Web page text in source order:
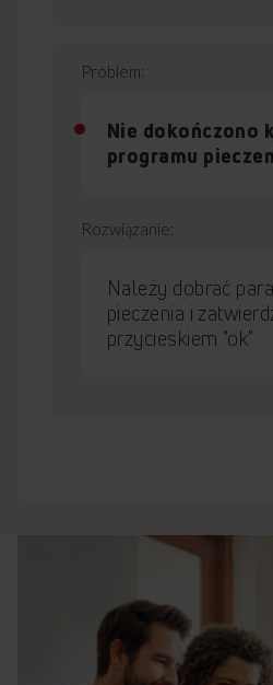
Nie dokończono
programu
Należy dobrać
pieczenia i
przycieskiem "ok"